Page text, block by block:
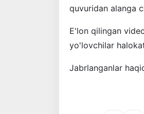
quvuridan alanga
E'lon qilingan
yo'lovchilar
Jabrlanganlar